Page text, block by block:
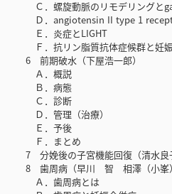
Ｃ．螺旋動脈のリモデリングと
Ｄ．angiotensin II type 1
Ｅ．炎症とLIGHT
Ｆ．抗リン脂質抗体症候群と妊娠
6 前期破水（下屋浩一郎）
Ａ．概説
Ｂ．病態
Ｃ．診断
Ｄ．管理（治療）
Ｅ．予後
Ｆ．まとめ
7 分娩後の子宮機能回復（清水
8 歯周病（早川 智 相澤（小峯）
Ａ．歯周病とは